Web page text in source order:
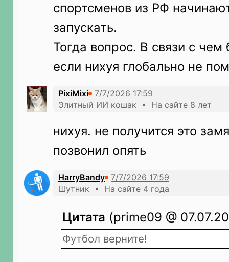
спортсменов из РФ
запускать.
Тогда вопрос. В связи с чем
если нихуя глобально не
PixiMixi
Элитный ИИ кошак • На сайте 8 лет
нихуя. не получится это
позвонил опять
HarryBandy
Шутник • На сайте 4 года
Цитата (prime09 @
Футбол верните!